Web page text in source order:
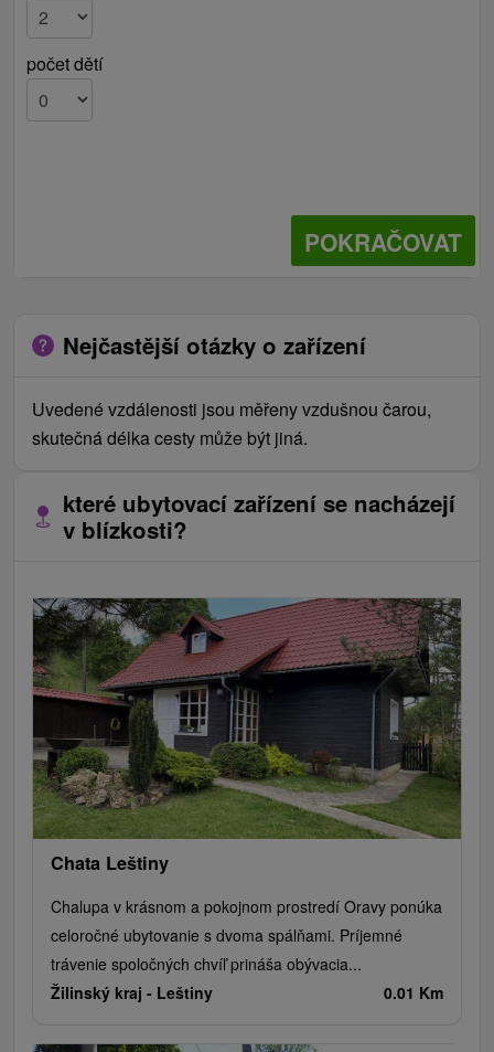
počet dětí
POKRAČOVAT
Nejčastější otázky o zařízení
Uvedené vzdálenosti jsou měřeny vzdušnou čarou,
skutečná délka cesty může být jiná.
které ubytovací zařízení se nacházejí
v blízkosti?
Chata Leštiny
Chalupa v krásnom a pokojnom prostredí Oravy ponúka
celoročné ubytovanie s dvoma spálňami. Príjemné
trávenie spoločných chvíľ prináša obývacia...
Žilinský kraj - Leštiny 0.01 Km